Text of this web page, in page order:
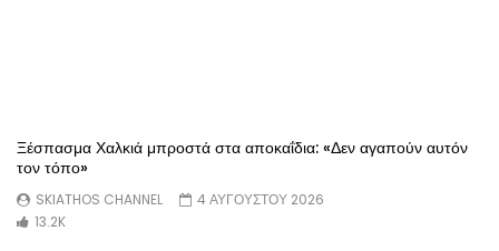
Ξέσπασμα Χαλκιά μπροστά στα αποκαΐδια: «Δεν αγαπούν αυτόν
τον τόπο»
SKIATHOS CHANNEL
4 ΑΥΓΟΎΣΤΟΥ 2026
13.2K